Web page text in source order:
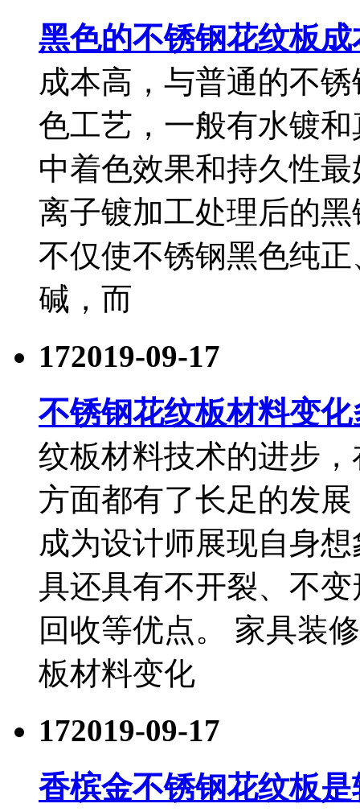
黑色的不锈钢花纹板成
成本高，与普通的不
色工艺，一般有水镀
中着色效果和持久性
离子镀加工处理后的
不仅使不锈钢黑色纯
碱，而
172019-09-17
不锈钢花纹板材料变
纹板材料技术的进步
方面都有了长足的发
成为设计师展现自身
具还具有不开裂、不
回收等优点。 家具装
板材料变化
172019-09-17
香槟金不锈钢花纹板